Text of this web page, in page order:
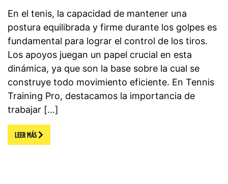
En el tenis, la capacidad de mantener una
postura equilibrada y firme durante los golpes es
fundamental para lograr el control de los tiros.
Los apoyos juegan un papel crucial en esta
dinámica, ya que son la base sobre la cual se
construye todo movimiento eficiente. En Tennis
Training Pro, destacamos la importancia de
trabajar […]
LEER MÁS